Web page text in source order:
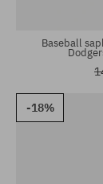
Baseball
-18%